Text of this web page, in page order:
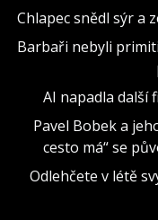
Chlapec snědl sýr a
Barbaři nebyli
AI napadla další
Pavel Bobek a
cesto má“ se
Odlehčete v létě